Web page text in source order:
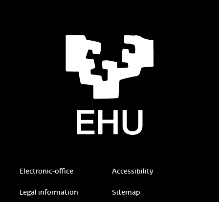
Electronic-office Accessibility
Legal information Sitemap